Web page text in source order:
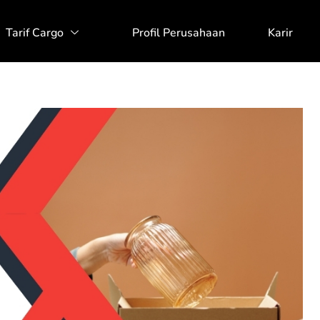
Tarif Cargo Profil Perusahaan Karir